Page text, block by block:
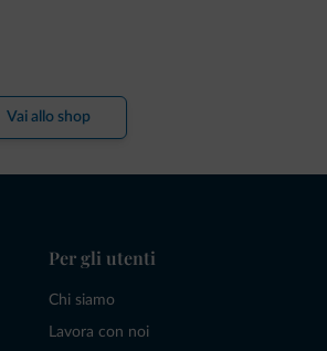
Vai allo shop
Per gli utenti
Chi siamo
Lavora con noi